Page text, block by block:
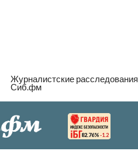
Журналистские расследования
Сиб.фм
82.76% -1.2